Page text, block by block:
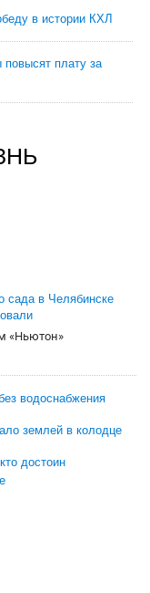
в истории КХЛ
плату за
сада в Челябинске
«Ньютон»
водоснабжения
землей в колодце
достоин